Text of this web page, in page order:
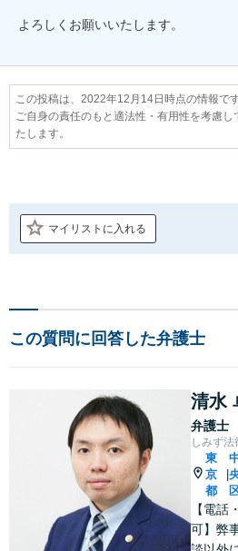
よろしくお願いいたします。
この投稿は、2022年12月14日時点の情報です
ご自身の責任のもと適法性・有用性を考慮
たします。
マイリストに入れる
この質問に回答した弁護士
清水
弁護士
しみず法
東
京
都
【電話
可】弊